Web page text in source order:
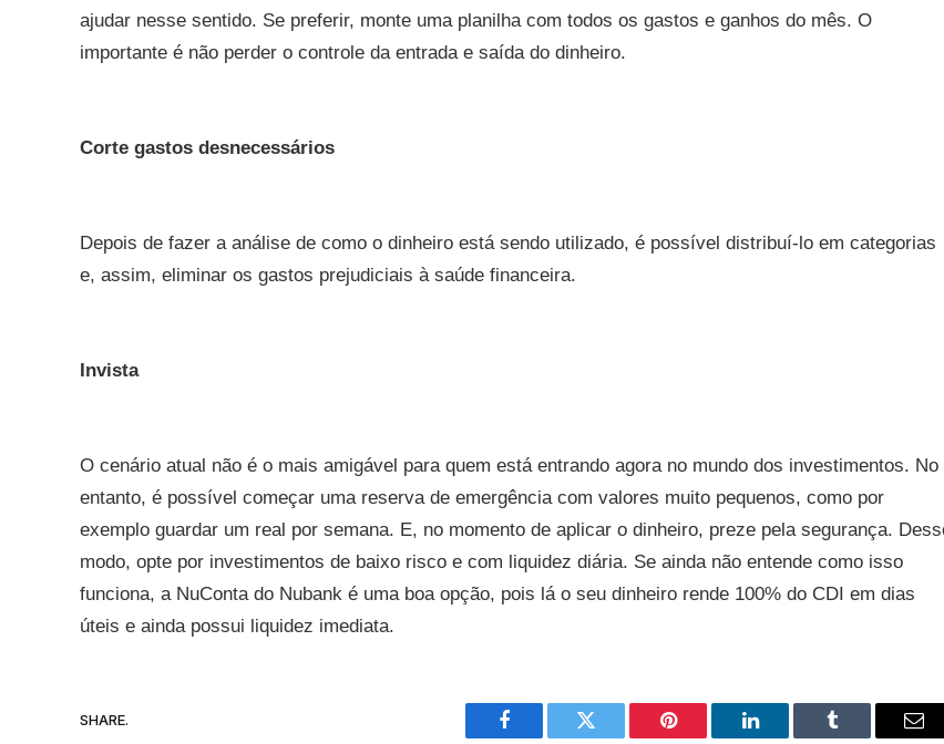
ajudar nesse sentido. Se preferir, monte uma planilha com todos os gastos e ganhos do mês. O
importante é não perder o controle da entrada e saída do dinheiro.
Corte gastos desnecessários
Depois de fazer a análise de como o dinheiro está sendo utilizado, é possível distribuí-lo em categorias
e, assim, eliminar os gastos prejudiciais à saúde financeira.
Invista
O cenário atual não é o mais amigável para quem está entrando agora no mundo dos investimentos. No
entanto, é possível começar uma reserva de emergência com valores muito pequenos, como por
exemplo guardar um real por semana. E, no momento de aplicar o dinheiro, preze pela segurança.
modo, opte por investimentos de baixo risco e com liquidez diária. Se ainda não entende como isso
funciona, a NuConta do Nubank é uma boa opção, pois lá o seu dinheiro rende 100% do CDI em dias
úteis e ainda possui liquidez imediata.
SHARE.
Facebook Twitter Pinterest LinkedIn Tumblr